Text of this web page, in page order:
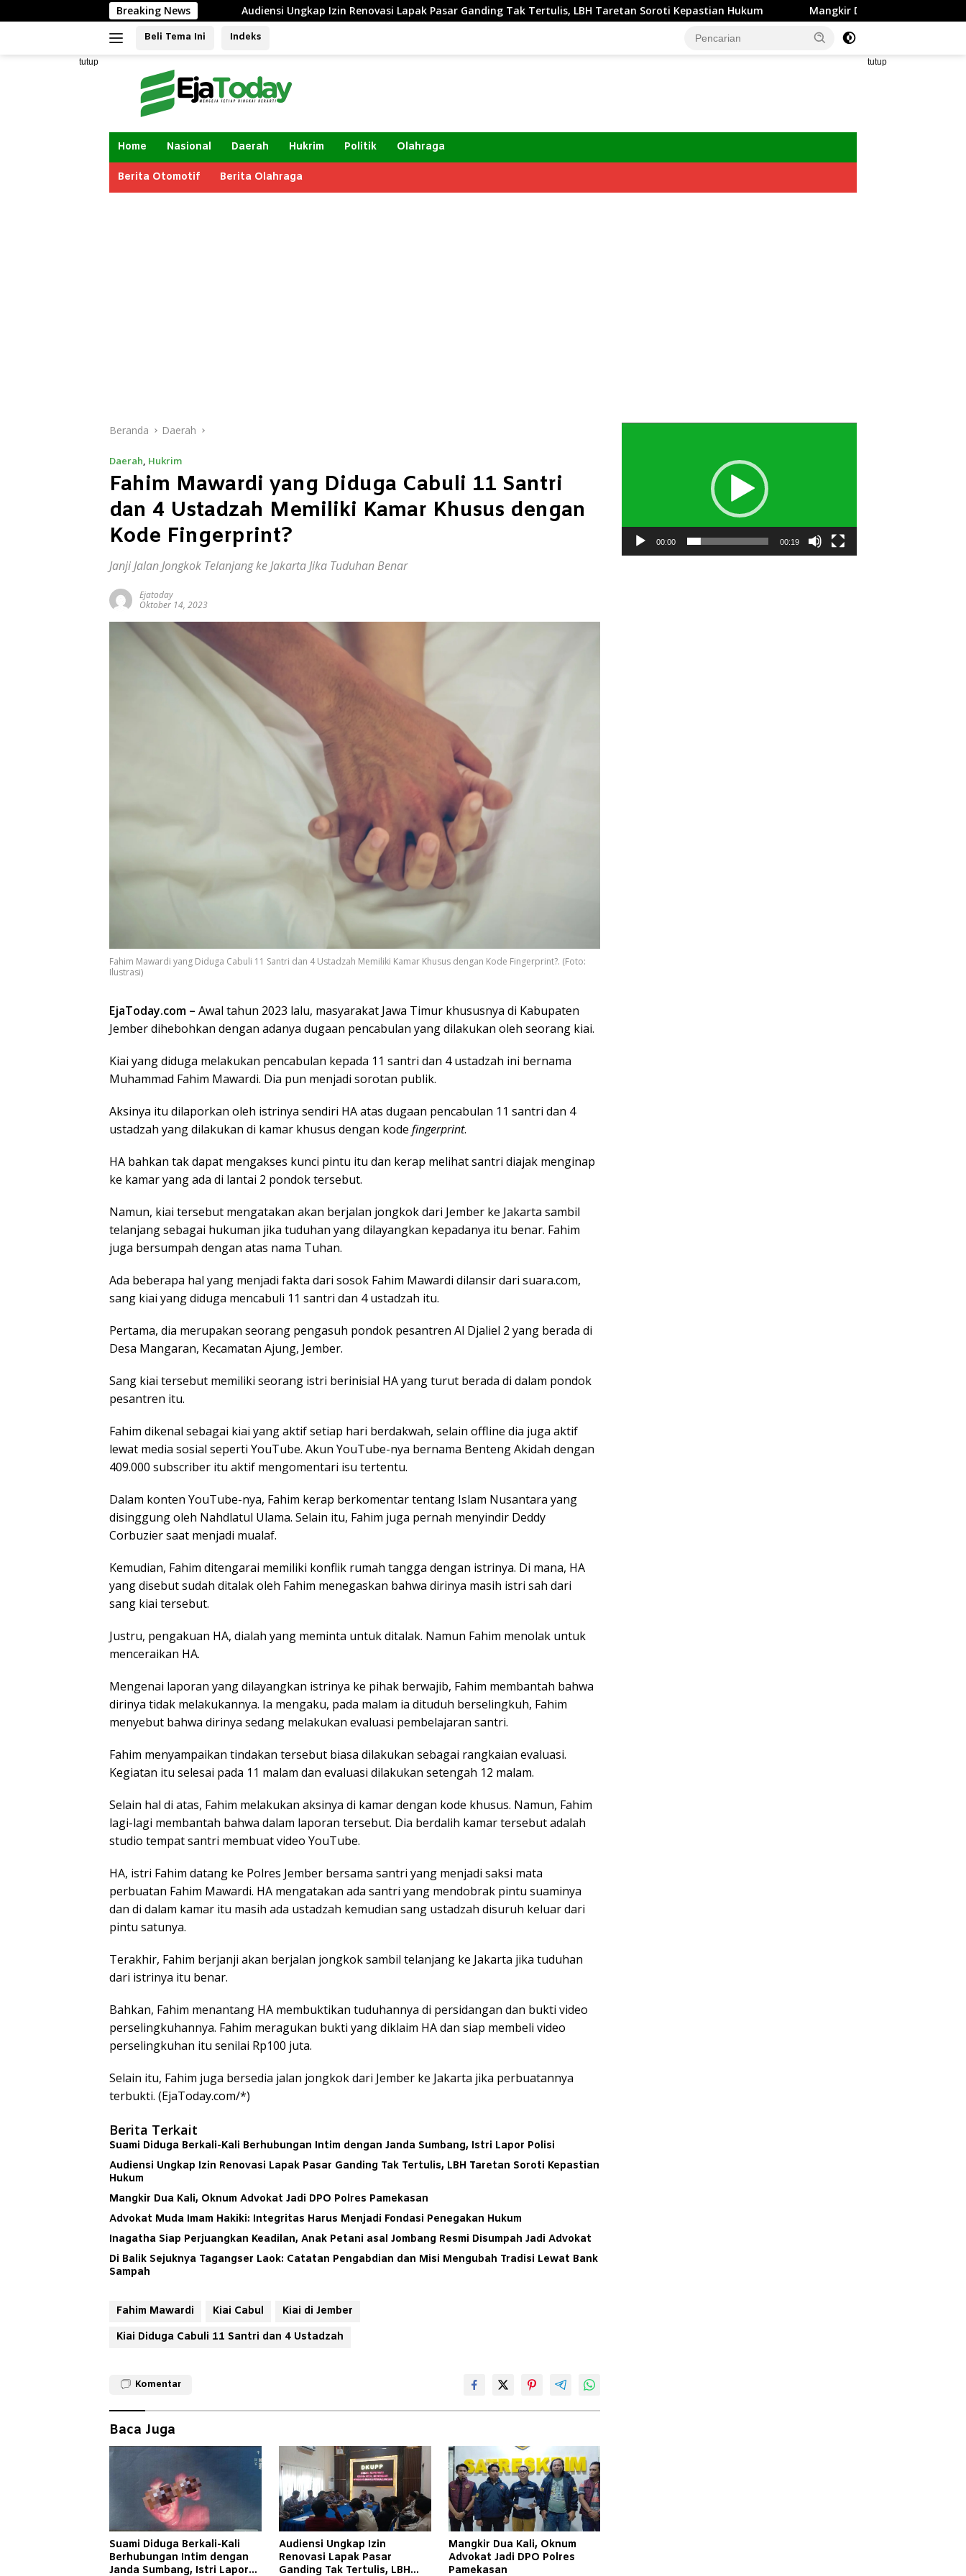
ke
Breaking News
Audiensi Ungkap Izin Renovasi Lapak Pasar Ganding Tak Tertulis, LBH Taretan Soroti Kepastian Hukum Mangkir Dua Kali, Oknum Advokat Jadi DPO Polres
Beli Tema Ini Indeks
tutup tutup
Home Nasional Daerah Hukrim Politik Olahraga
Berita Otomotif Berita Olahraga
Beranda Daerah
Daerah, Hukrim
Fahim Mawardi yang Diduga Cabuli 11 Santri
dan 4 Ustadzah Memiliki Kamar Khusus dengan
Kode Fingerprint?
Janji Jalan Jongkok Telanjang ke Jakarta Jika Tuduhan Benar
Ejatoday
Oktober 14, 2023
Fahim Mawardi yang Diduga Cabuli 11 Santri dan 4 Ustadzah Memiliki Kamar Khusus dengan Kode Fingerprint?. (Foto:
Ilustrasi)
EjaToday.com – Awal tahun 2023 lalu, masyarakat Jawa Timur khususnya di Kabupaten
Jember dihebohkan dengan adanya dugaan pencabulan yang dilakukan oleh seorang kiai.
Kiai yang diduga melakukan pencabulan kepada 11 santri dan 4 ustadzah ini bernama
Muhammad Fahim Mawardi. Dia pun menjadi sorotan publik.
Aksinya itu dilaporkan oleh istrinya sendiri HA atas dugaan pencabulan 11 santri dan 4
ustadzah yang dilakukan di kamar khusus dengan kode fingerprint.
HA bahkan tak dapat mengakses kunci pintu itu dan kerap melihat santri diajak menginap
ke kamar yang ada di lantai 2 pondok tersebut.
Namun, kiai tersebut mengatakan akan berjalan jongkok dari Jember ke Jakarta sambil
telanjang sebagai hukuman jika tuduhan yang dilayangkan kepadanya itu benar. Fahim
juga bersumpah dengan atas nama Tuhan.
Ada beberapa hal yang menjadi fakta dari sosok Fahim Mawardi dilansir dari suara.com,
sang kiai yang diduga mencabuli 11 santri dan 4 ustadzah itu.
Pertama, dia merupakan seorang pengasuh pondok pesantren Al Djaliel 2 yang berada di
Desa Mangaran, Kecamatan Ajung, Jember.
Sang kiai tersebut memiliki seorang istri berinisial HA yang turut berada di dalam pondok
pesantren itu.
Fahim dikenal sebagai kiai yang aktif setiap hari berdakwah, selain offline dia juga aktif
lewat media sosial seperti YouTube. Akun YouTube-nya bernama Benteng Akidah dengan
409.000 subscriber itu aktif mengomentari isu tertentu.
Dalam konten YouTube-nya, Fahim kerap berkomentar tentang Islam Nusantara yang
disinggung oleh Nahdlatul Ulama. Selain itu, Fahim juga pernah menyindir Deddy
Corbuzier saat menjadi mualaf.
Kemudian, Fahim ditengarai memiliki konflik rumah tangga dengan istrinya. Di mana, HA
yang disebut sudah ditalak oleh Fahim menegaskan bahwa dirinya masih istri sah dari
sang kiai tersebut.
Justru, pengakuan HA, dialah yang meminta untuk ditalak. Namun Fahim menolak untuk
menceraikan HA.
Mengenai laporan yang dilayangkan istrinya ke pihak berwajib, Fahim membantah bahwa
dirinya tidak melakukannya. Ia mengaku, pada malam ia dituduh berselingkuh, Fahim
menyebut bahwa dirinya sedang melakukan evaluasi pembelajaran santri.
Fahim menyampaikan tindakan tersebut biasa dilakukan sebagai rangkaian evaluasi.
Kegiatan itu selesai pada 11 malam dan evaluasi dilakukan setengah 12 malam.
Selain hal di atas, Fahim melakukan aksinya di kamar dengan kode khusus. Namun, Fahim
lagi-lagi membantah bahwa dalam laporan tersebut. Dia berdalih kamar tersebut adalah
studio tempat santri membuat video YouTube.
HA, istri Fahim datang ke Polres Jember bersama santri yang menjadi saksi mata
perbuatan Fahim Mawardi. HA mengatakan ada santri yang mendobrak pintu suaminya
dan di dalam kamar itu masih ada ustadzah kemudian sang ustadzah disuruh keluar dari
pintu satunya.
Terakhir, Fahim berjanji akan berjalan jongkok sambil telanjang ke Jakarta jika tuduhan
dari istrinya itu benar.
Bahkan, Fahim menantang HA membuktikan tuduhannya di persidangan dan bukti video
perselingkuhannya. Fahim meragukan bukti yang diklaim HA dan siap membeli video
perselingkuhan itu senilai Rp100 juta.
Selain itu, Fahim juga bersedia jalan jongkok dari Jember ke Jakarta jika perbuatannya
terbukti. (EjaToday.com/*)
Berita Terkait
Suami Diduga Berkali-Kali Berhubungan Intim dengan Janda Sumbang, Istri Lapor Polisi
Audiensi Ungkap Izin Renovasi Lapak Pasar Ganding Tak Tertulis, LBH Taretan Soroti Kepastian
Hukum
Mangkir Dua Kali, Oknum Advokat Jadi DPO Polres Pamekasan
Advokat Muda Imam Hakiki: Integritas Harus Menjadi Fondasi Penegakan Hukum
Inagatha Siap Perjuangkan Keadilan, Anak Petani asal Jombang Resmi Disumpah Jadi Advokat
Di Balik Sejuknya Tagangser Laok: Catatan Pengabdian dan Misi Mengubah Tradisi Lewat Bank
Sampah
Fahim Mawardi Kiai Cabul
Kiai di Jember
Kiai Diduga Cabuli 11 Santri dan 4 Ustadzah
Komentar
Baca Juga
Suami Diduga Berkali-Kali
Berhubungan Intim dengan
Janda Sumbang, Istri Lapor
Audiensi Ungkap Izin
Renovasi Lapak Pasar
Ganding Tak Tertulis, LBH
Mangkir Dua Kali, Oknum
Advokat Jadi DPO Polres
Pamekasan
00:00 00:19